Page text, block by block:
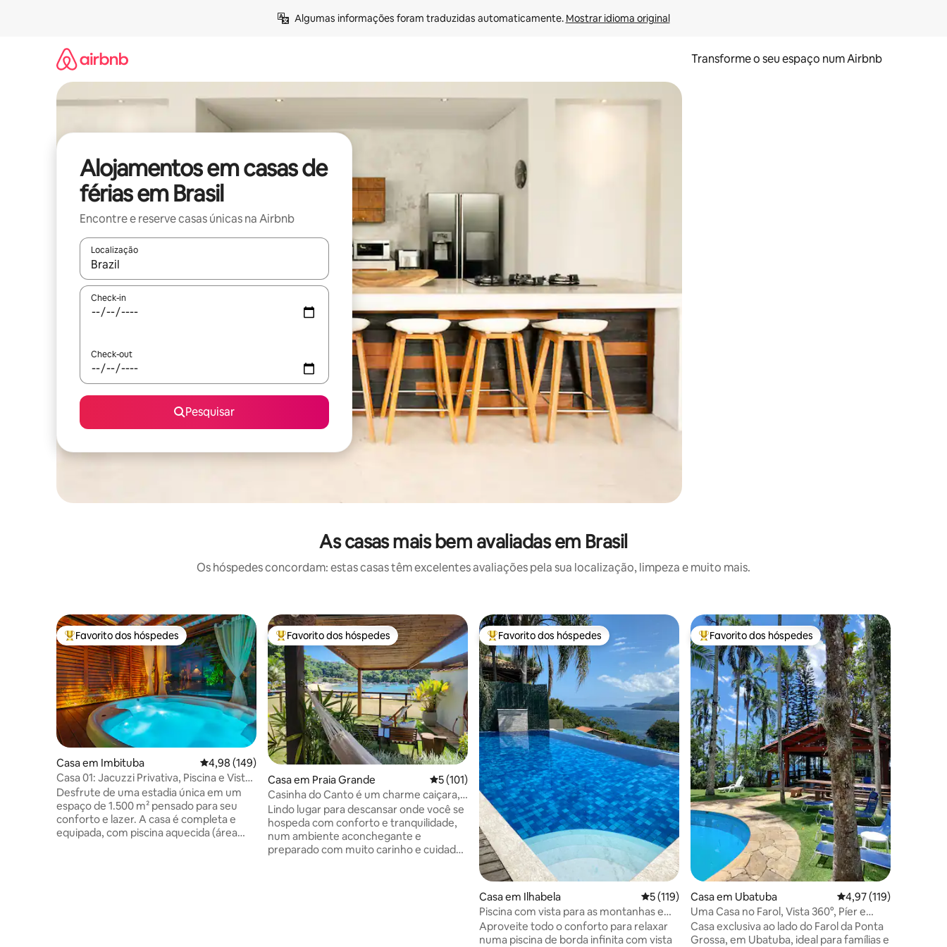
Algumas informações foram traduzidas automaticamente. Mostrar idioma original
Transforme o seu espaço num Airbnb
Alojamentos em casas de
férias em Brasil
Encontre e reserve casas únicas na Airbnb
Localização
Quando os resultados estiverem disponíveis, navegue com as teclas de seta para cima e para baixo ou explore com gestos de toque ou deslize.
Check-in
Check-out
Pesquisar
As casas mais bem avaliadas em Brasil
Os hóspedes concordam: estas casas têm excelentes avaliações pela sua localização, limpeza e muito mais.
Favoritos dos hóspedes mais apreciados
Favorito dos hóspedes
Casa em Imbituba Classificação média de 4,98 em 5 estrelas, 149avaliações
4,98 (149)
Casa 01: Jacuzzi Privativa, Piscina e Vista
Lagoa
Desfrute de uma estadia única em um
espaço de 1.500 m² pensado para seu
conforto e lazer. A casa é completa e
equipada, com piscina aquecida (área
Favoritos dos hóspedes mais apreciados
Favorito dos hóspedes
Casa em Praia Grande Classificação média de 5 em 5 estrelas, 101avaliações
5 (101)
Casinha do Canto é um charme caiçara,
pé na areia!
Lindo lugar para descansar onde você se
hospeda com conforto e tranquilidade,
num ambiente aconchegante e
preparado com muito carinho e cuidado
Favoritos dos hóspedes mais apreciados
Favorito dos hóspedes
Casa em Ilhabela Classificação média de 5 em 5 estrelas, 119avaliações
5 (119)
Piscina com vista para as montanhas e
lareira
Aproveite todo o conforto para relaxar
numa piscina de borda infinita com vista
Favoritos dos hóspedes mais apreciados
Favorito dos hóspedes
Casa em Ubatuba Classificação média
4,97 (119)
Uma Casa no Farol, Vista 360°, Píer e
Piscina
Casa exclusiva ao lado do Farol da Ponta
Grossa, em Ubatuba, ideal para famílias e